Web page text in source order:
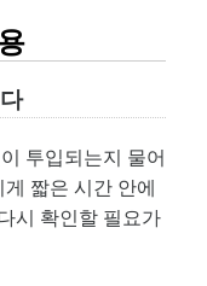
투입되는지 물어
짧은 시간 안에
시 확인할 필요가